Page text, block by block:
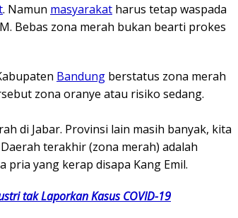
. Namun masyarakat harus tetap waspada
Bebas zona merah bukan bearti prokes
Bandung berstatus zona merah
zona oranye atau risiko sedang.
di Jabar. Provinsi lain masih banyak, kita
terakhir (zona merah) adalah
pria yang kerap disapa Kang Emil.
tak Laporkan Kasus COVID-19